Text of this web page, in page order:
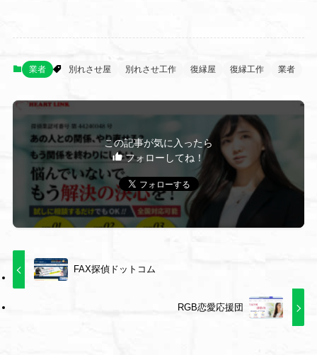
業者 別れさせ屋 別れさせ工作 復縁屋 復縁工作 業者
この記事が気に入ったら
フォローしてね！
FAX探偵ドットコム
RGB恋愛応援団